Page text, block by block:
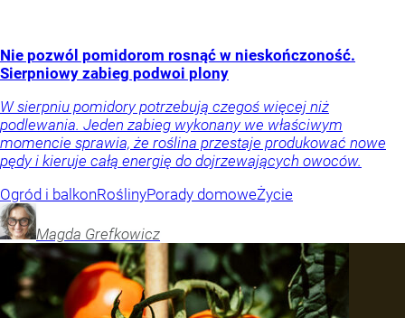
Nie pozwól pomidorom rosnąć w nieskończoność.
Sierpniowy zabieg podwoi plony
W sierpniu pomidory potrzebują czegoś więcej niż
podlewania. Jeden zabieg wykonany we właściwym
momencie sprawia, że roślina przestaje produkować nowe
pędy i kieruje całą energię do dojrzewających owoców.
Ogród i balkonRoślinyPorady domoweŻycie
Magda Grefkowicz